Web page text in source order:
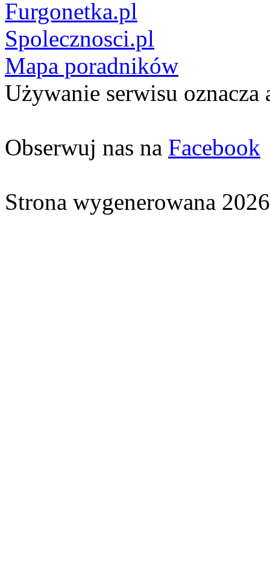
Furgonetka.pl
Spolecznosci.pl
Mapa poradników
Używanie serwisu oznacza
Obserwuj nas na Facebook
Strona wygenerowana